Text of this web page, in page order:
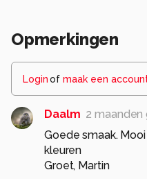
Opmerkingen
Loginof maak een
Daalm 2 maanden
Goede smaak.
kleuren
Groet, Martin